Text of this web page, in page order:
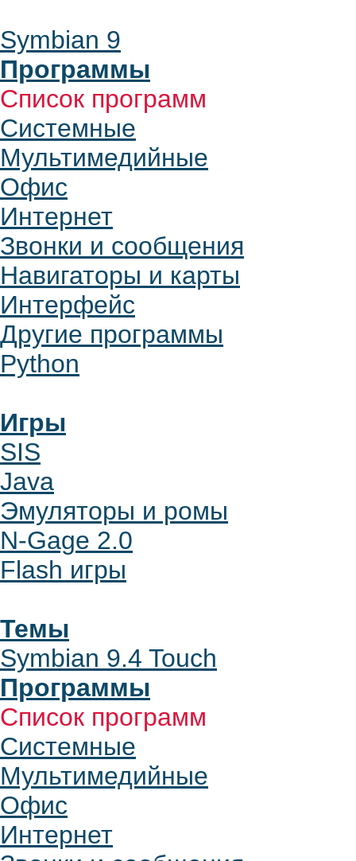
Symbian 9
Программы
Список программ
Системные
Мультимедийные
Офис
Интернет
Звонки и сообщения
Навигаторы и карты
Интерфейс
Другие программы
Python
Игры
SIS
Java
Эмуляторы и ромы
N-Gage 2.0
Flash игры
Темы
Symbian 9.4 Touch
Программы
Список программ
Системные
Мультимедийные
Офис
Интернет